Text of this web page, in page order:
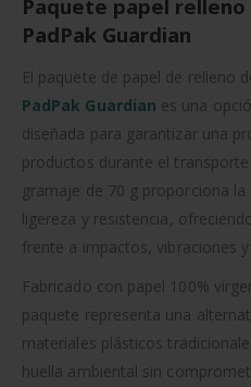
Paquete papel
PadPak Guardian
El paquete de papel de relleno
PadPak Guardian es una
diseñada para garantizar una
productos durante el
gramaje de 70 g proporciona
ligereza y resistencia,
frente a impactos, vibraciones
Fabricado con papel 100%
paquete representa una
materiales plásticos
huella ambiental sin